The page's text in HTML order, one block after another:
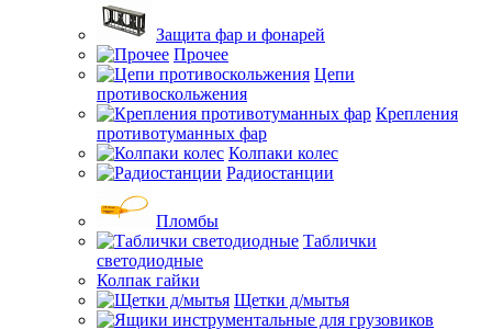
Защита фар и фонарей
Прочее
Цепи
противоскольжения
Крепления
противотуманных фар
Колпаки колес
Радиостанции
Пломбы
Таблички
светодиодные
Колпак гайки
Щетки д/мытья